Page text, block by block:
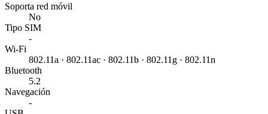
Soporta red móvil
No
Tipo SIM
-
Wi-Fi
802.11a · 802.11ac · 802.11b · 802.11g · 802.11n
Bluetooth
5.2
Navegación
-